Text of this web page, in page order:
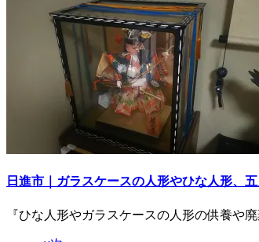
日進市｜ガラスケースの人形やひな人形、
『ひな人形やガラスケースの人形の供養や